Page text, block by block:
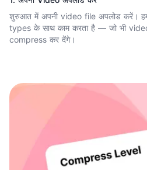
शुरुआत में अपनी video file अपलोड करें।
types के साथ काम करता है — जो भी
compress कर देंगे।